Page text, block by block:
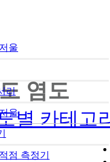
울
리
울
점 측정기
염도
별 카테고